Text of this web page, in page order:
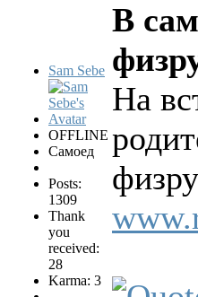
Sam Sebe
OFFLINE
Самоед
Posts:
1309
Thank
you
received:
28
Karma: 3
В
На